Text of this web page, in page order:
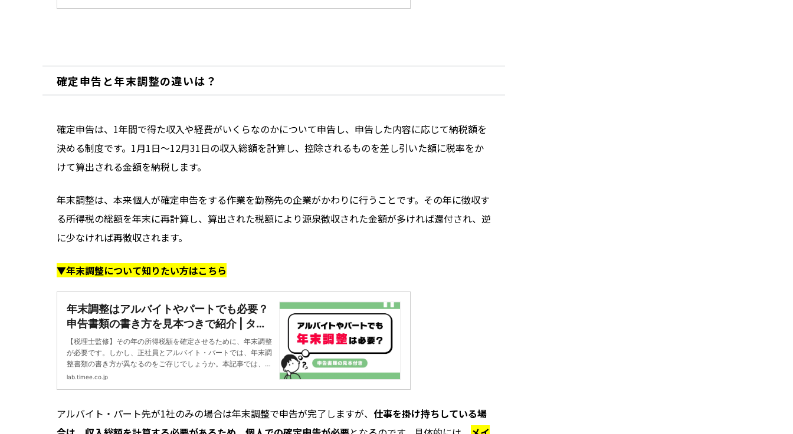
確定申告と年末調整の違いは？
確定申告は、1年間で得た収入や経費がいくらなのかについて申告し、申告した内容に応じて納税額を
決める制度です。1月1日～12月31日の収入総額を計算し、控除されるものを差し引いた額に税率をか
けて算出される金額を納税します。
年末調整は、本来個人が確定申告をする作業を勤務先の企業がかわりに行うことです。その年に徴収す
る所得税の総額を年末に再計算し、算出された税額により源泉徴収された金額が多ければ還付され、逆
に少なければ再徴収されます。
▼年末調整について知りたい方はこちら
年末調整はアルバイトやパートでも必要？
申告書類の書き方を見本つきで紹介 | タイ
ミーラボ - スキマで働く、世界が広がる。
【税理士監修】その年の所得税額を確定させるために、年末調整
が必要です。しかし、正社員とアルバイト・パートでは、年末調
整書類の書き方が異なるのをご存じでしょうか。本記事では、年
末調整の対象者や、書類の書き方などを解説します。タイミーの
lab.timee.co.jp
アルバイト・パート先が1社のみの場合は年末調整で申告が完了しますが、 仕事を掛け持ちしている場